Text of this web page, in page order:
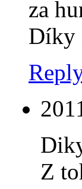
za
Díky
Z